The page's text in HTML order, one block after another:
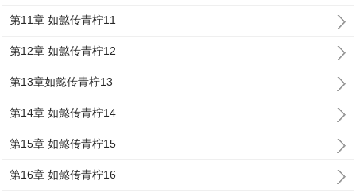
第11章 如懿传青柠11
第12章 如懿传青柠12
第13章如懿传青柠13
第14章 如懿传青柠14
第15章 如懿传青柠15
第16章 如懿传青柠16